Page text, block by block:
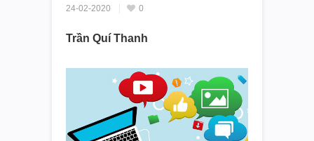
24-02-2020 0
Trần Quí Thanh